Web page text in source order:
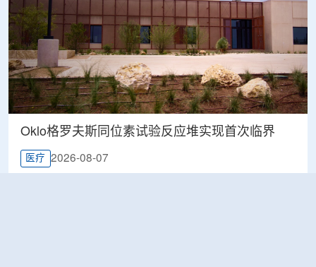
Oklo格罗夫斯同位素试验反应堆实现首次临界
医疗 2026-08-07